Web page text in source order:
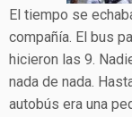
El tiempo se
compañía. El bus
hicieron las 9.
nada de nada.
autobús era una